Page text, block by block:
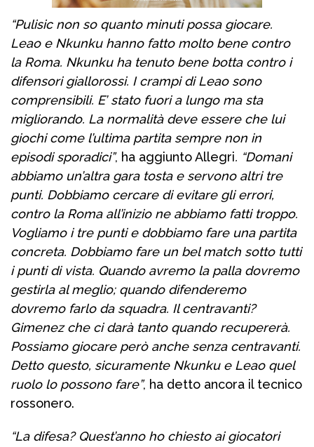
“Pulisic non so quanto minuti possa giocare.
Leao e Nkunku hanno fatto molto bene contro
la Roma. Nkunku ha tenuto bene botta contro i
difensori giallorossi. I crampi di Leao sono
comprensibili. E’ stato fuori a lungo ma sta
migliorando. La normalità deve essere che lui
giochi come l’ultima partita sempre non in
episodi sporadici”, ha aggiunto Allegri. “Domani
abbiamo un’altra gara tosta e servono altri tre
punti. Dobbiamo cercare di evitare gli errori,
contro la Roma all’inizio ne abbiamo fatti troppo.
Vogliamo i tre punti e dobbiamo fare una partita
concreta. Dobbiamo fare un bel match sotto tutti
i punti di vista. Quando avremo la palla dovremo
gestirla al meglio; quando difenderemo
dovremo farlo da squadra. Il centravanti?
Gimenez che ci darà tanto quando recupererà.
Possiamo giocare però anche senza centravanti.
Detto questo, sicuramente Nkunku e Leao quel
ruolo lo possono fare”, ha detto ancora il tecnico
rossonero.
“La difesa? Quest’anno ho chiesto ai giocatori